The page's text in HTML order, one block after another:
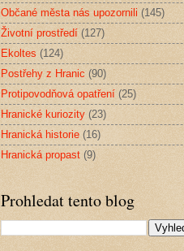
Občané města nás upozornili (145)
Životní prostředí (127)
Ekoltes (124)
Postřehy z Hranic (90)
Protipovodňová opatření (25)
Hranické kuriozity (23)
Hranická historie (16)
Hranická propast (9)
Prohledat tento blog